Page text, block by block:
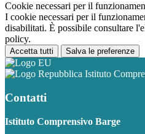
Cookie necessari per il
I cookie necessari per il
disabilitati. È possibile consultare
policy.
Accetta tutti Salva le preferenze
Istituto
Contatti
Istituto Comprensivo Barge